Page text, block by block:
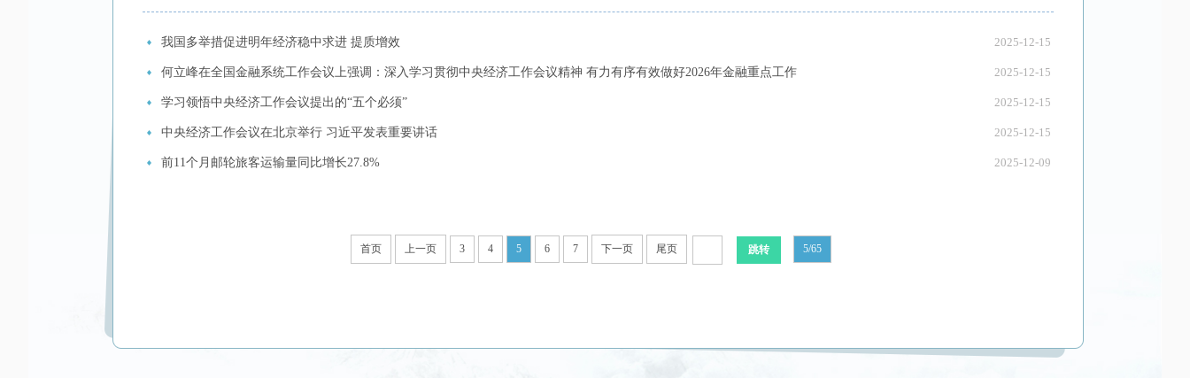
我国多举措促进明年经济稳中求进 提质增效 2025-12-15
何立峰在全国金融系统工作会议上强调：深入学习贯彻中央经济工作会议精神 有力有序有效做好2026年金融重点工作 2025-12-15
学习领悟中央经济工作会议提出的“五个必须” 2025-12-15
中央经济工作会议在北京举行 习近平发表重要讲话 2025-12-15
前11个月邮轮旅客运输量同比增长27.8% 2025-12-09
首页 上一页 3 4 5 6 7 下一页 尾页 5/65